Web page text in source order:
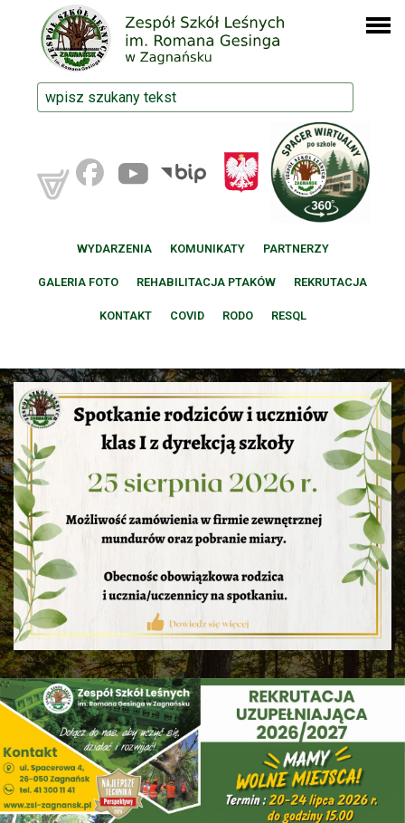
WYDARZENIA KOMUNIKATY PARTNERZY
GALERIA FOTO REHABILITACJA PTAKÓW REKRUTACJA
KONTAKT COVID RODO RESQL